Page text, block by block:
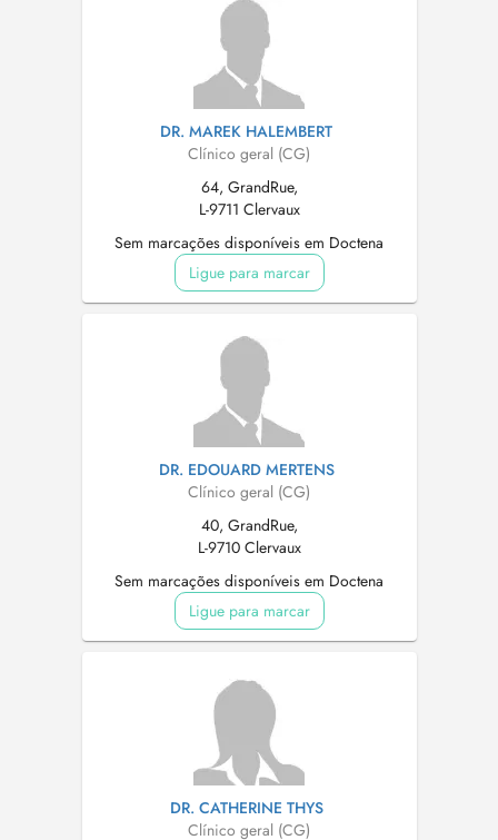
DR. MAREK HALEMBERT
Clínico geral (CG)
64, GrandRue,
L-9711 Clervaux
Sem marcações disponíveis em Doctena
Ligue para marcar
DR. EDOUARD MERTENS
Clínico geral (CG)
40, GrandRue,
L-9710 Clervaux
Sem marcações disponíveis em Doctena
Ligue para marcar
DR. CATHERINE THYS
Clínico geral (CG)